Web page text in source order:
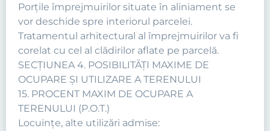
Porţile împrejmuirilor situate în aliniament se
vor deschide spre interiorul parcelei.
Tratamentul arhitectural al împrejmuirilor va fi
corelat cu cel al clădirilor aflate pe parcelă.
SECŢIUNEA 4. POSIBILITĂŢI MAXIME DE
OCUPARE ŞI UTILIZARE A TERENULUI
15. PROCENT MAXIM DE OCUPARE A
TERENULUI (P.O.T.)
Locuinţe, alte utilizări admise: